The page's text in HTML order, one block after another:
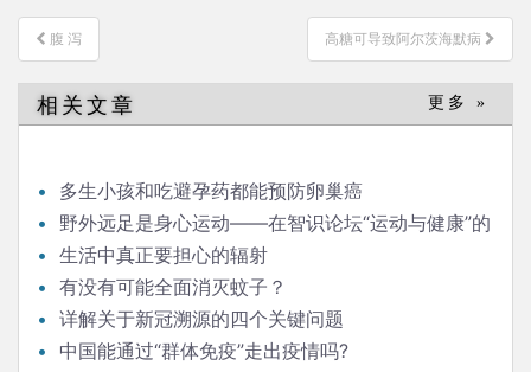
文
章
导
航
腹 泻 高糖可导致阿尔茨海默病
相关文章 更多 »
多生小孩和吃避孕药都能预防卵巢癌
野外远足是身心运动——在智识论坛“运动与健康”的
发言生活中真正要担心的辐射
有没有可能全面消灭蚊子？
详解关于新冠溯源的四个关键问题
中国能通过“群体免疫”走出疫情吗?